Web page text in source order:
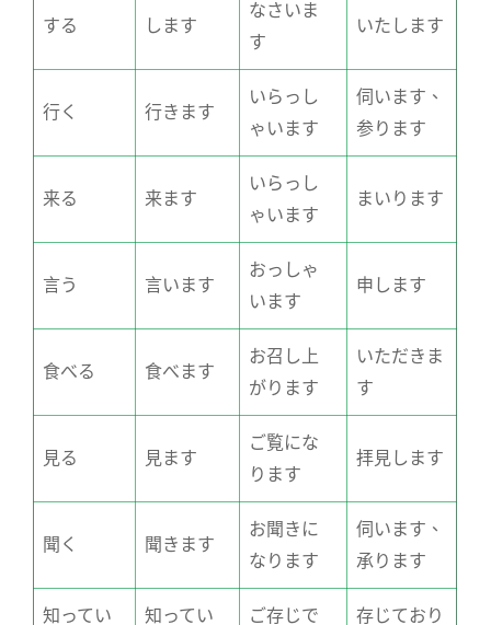
する します
なさいま
す
いたします
行く 行きます
いらっし
ゃいます
伺います、
参ります
来る 来ます
いらっし
ゃいます
まいります
言う 言います
おっしゃ
います
申します
食べる 食べます
お召し上
がります
いただきま
す
見る 見ます
ご覧にな
ります
拝見します
聞く 聞きます
お聞きに
なります
伺います、
承ります
知ってい
知ってい
ご存じで
存じており